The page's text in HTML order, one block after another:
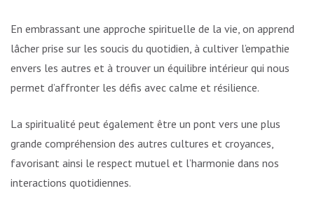
En embrassant une approche spirituelle de la vie, on apprend à
lâcher prise sur les soucis du quotidien, à cultiver l’empathie
envers les autres et à trouver un équilibre intérieur qui nous
permet d’affronter les défis avec calme et résilience.
La spiritualité peut également être un pont vers une plus
grande compréhension des autres cultures et croyances,
favorisant ainsi le respect mutuel et l’harmonie dans nos
interactions quotidiennes.